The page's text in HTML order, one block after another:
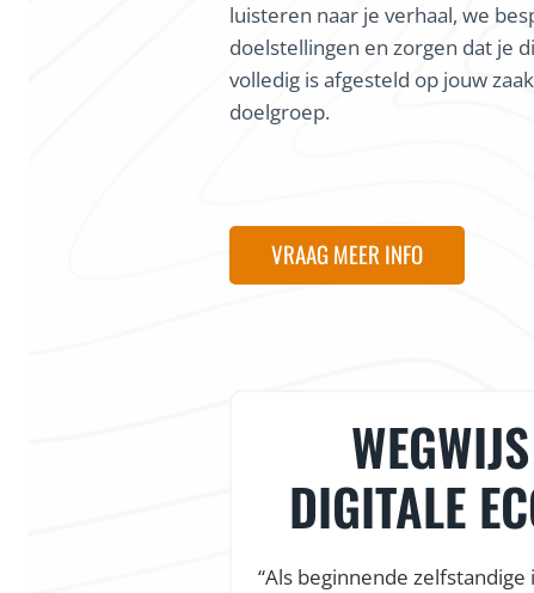
luisteren naar je verhaal, we
doelstellingen en zorgen dat je
volledig is afgesteld op jouw
doelgroep.
VRAAG MEER INFO
DIGITALE
“Als beginnende